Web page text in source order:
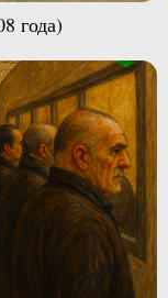
года)